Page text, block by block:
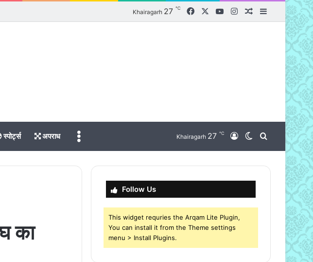
Khairagarh 27 ℃ FacebookYouTubeInstagramRandom Article
Sidebar
स्पोर्ट्स अपराध Khairagarh 27 ℃ Log InSwitch skin
Search for
का
Follow Us
This widget requries the Arqam Lite Plugin,
You can install it from the Theme settings
menu > Install Plugins.